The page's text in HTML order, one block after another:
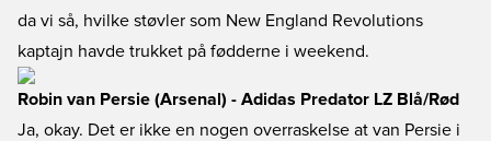
da vi så, hvilke støvler som New England Revolutions
kaptajn havde trukket på fødderne i weekend.
Robin van Persie (Arsenal) - Adidas Predator LZ Blå/Rød
Ja, okay. Det er ikke en nogen overraskelse at van Persie i